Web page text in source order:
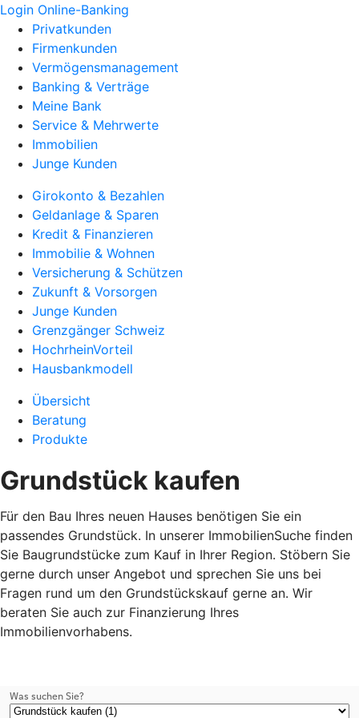
Login Online-Banking
Privatkunden
Firmenkunden
Vermögensmanagement
Banking & Verträge
Meine Bank
Service & Mehrwerte
Immobilien
Junge Kunden
Girokonto & Bezahlen
Geldanlage & Sparen
Kredit & Finanzieren
Immobilie & Wohnen
Versicherung & Schützen
Zukunft & Vorsorgen
Junge Kunden
Grenzgänger Schweiz
HochrheinVorteil
Hausbankmodell
Übersicht
Beratung
Produkte
Grundstück kaufen
Für den Bau Ihres neuen Hauses benötigen Sie ein
passendes Grundstück. In unserer ImmobilienSuche finden
Sie Baugrundstücke zum Kauf in Ihrer Region. Stöbern Sie
gerne durch unser Angebot und sprechen Sie uns bei
Fragen rund um den Grundstückskauf gerne an. Wir
beraten Sie auch zur Finanzierung Ihres
Immobilienvorhabens.